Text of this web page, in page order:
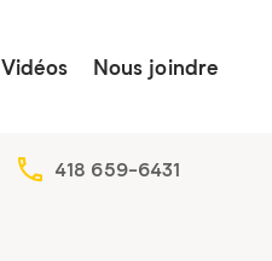
Vidéos Nous joindre
418 659-6431